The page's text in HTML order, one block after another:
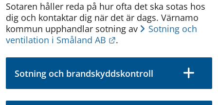
Sotaren håller reda på hur ofta det ska sotas hos
dig och kontaktar dig när det är dags. Värnamo
kommun upphandlar sotning av
Sotning och
ventilation i Småland AB
Länk till annan
.
Sotning och brandskyddskontroll